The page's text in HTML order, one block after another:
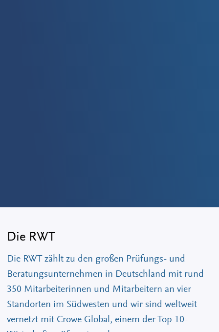
Die RWT
Die RWT zählt zu den großen Prüfungs- und
Beratungsunternehmen in Deutschland mit rund
350 Mitarbeiterinnen und Mitarbeitern an vier
Standorten im Südwesten und wir sind weltweit
vernetzt mit Crowe Global, einem der Top 10-